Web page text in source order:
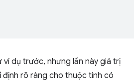
ví dụ trước, nhưng lần này giá trị
rõ ràng cho thuộc tính có